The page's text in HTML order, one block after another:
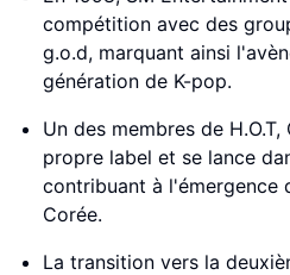
compétition avec des
g.o.d, marquant ainsi
génération de K-pop.
Un des membres de
propre label et se lance
contribuant à l'émergence
Corée.
La transition vers la